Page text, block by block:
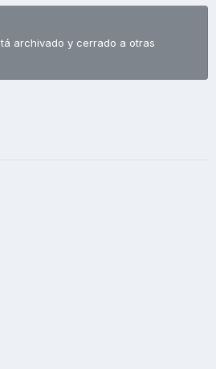
archivado y cerrado a otras